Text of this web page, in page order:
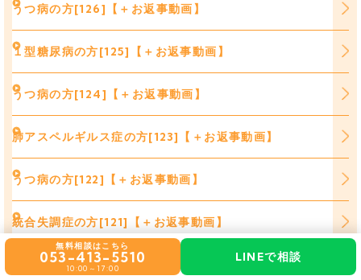
うつ病の方[126]【＋お返事動画】
１型糖尿病の方[125]【＋お返事動画】
うつ病の方[124]【＋お返事動画】
肺アスペルギルス症の方[123]【＋お返事動画】
うつ病の方[122]【＋お返事動画】
統合失調症の方[121]【＋お返事動画】
統合失調症の方[120]【＋お返事動画】
無料相談はこちら
053-413-5510
10:00～17:00
LINEで相談